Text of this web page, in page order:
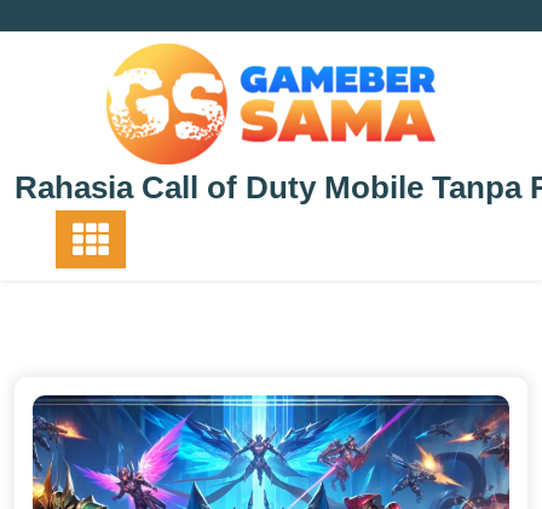
Rahasia Call of Duty Mobile Tanpa